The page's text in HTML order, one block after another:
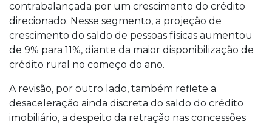
contrabalançada por um crescimento do crédito
direcionado. Nesse segmento, a projeção de
crescimento do saldo de pessoas físicas aumentou
de 9% para 11%, diante da maior disponibilização de
crédito rural no começo do ano.
A revisão, por outro lado, também reflete a
desaceleração ainda discreta do saldo do crédito
imobiliário, a despeito da retração nas concessões